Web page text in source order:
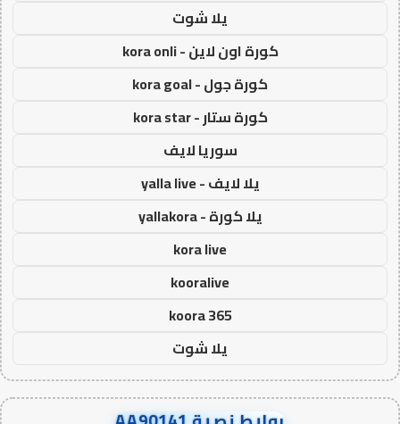
يلا شوت
كورة اون لاين - kora onli
كورة جول - kora goal
كورة ستار - kora star
سوريا لايف
يلا لايف - yalla live
يلا كورة - yallakora
kora live
kooralive
koora 365
يلا شوت